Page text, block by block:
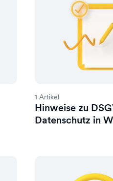
1 Artikel
Hinweise zu
Datenschutz in